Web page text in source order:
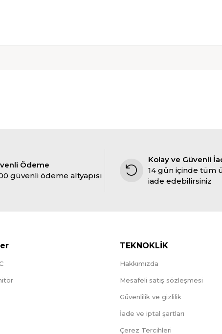
Ödeme
güvenli ödeme altyapısı
Kolay ve Güvenli
14 gün içinde tüm
iade edebilirsiniz
TEKNOKLİK
Hakkımızda
Mesafeli satış sözleşmesi
Güvenlilik ve gizlilik
İade ve iptal şartları
Çerez Tercihleri